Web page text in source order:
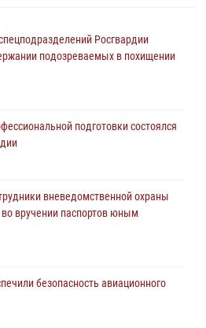
Росгвардии
подозреваемых в похищении
подготовки состоялся
вневедомственной охраны
вручении паспортов юным
безопасность авиационного